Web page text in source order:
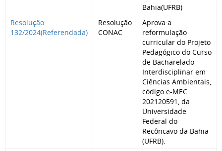
Bahia(UFRB)
Resolução
132/2024(Referendada)
Resolução
CONAC
Aprova a
reformulação
curricular do Projeto
Pedagógico do Curso
de Bacharelado
Interdisciplinar em
Ciências Ambientais,
código e-MEC
202120591, da
Universidade
Federal do
Recôncavo da Bahia
(UFRB).